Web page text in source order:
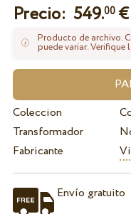
Precio: 549.00€
Producto de archivo.
puede variar.
Coleccion
Transformador
Fabricante
Envío gratuito